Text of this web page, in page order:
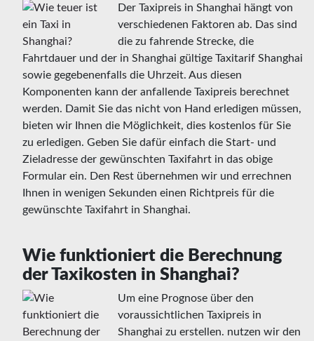
Der Taxipreis in Shanghai hängt von
verschiedenen Faktoren ab. Das sind
die zu fahrende Strecke, die
Fahrtdauer und der in Shanghai gültige Taxitarif Shanghai
sowie gegebenenfalls die Uhrzeit. Aus diesen
Komponenten kann der anfallende Taxipreis berechnet
werden. Damit Sie das nicht von Hand erledigen müssen,
bieten wir Ihnen die Möglichkeit, dies kostenlos für Sie
zu erledigen. Geben Sie dafür einfach die Start- und
Zieladresse der gewünschten Taxifahrt in das obige
Formular ein. Den Rest übernehmen wir und errechnen
Ihnen in wenigen Sekunden einen Richtpreis für die
gewünschte Taxifahrt in Shanghai.
Wie funktioniert die Berechnung
der Taxikosten in Shanghai?
Um eine Prognose über den
voraussichtlichen Taxipreis in
Shanghai zu erstellen. nutzen wir den